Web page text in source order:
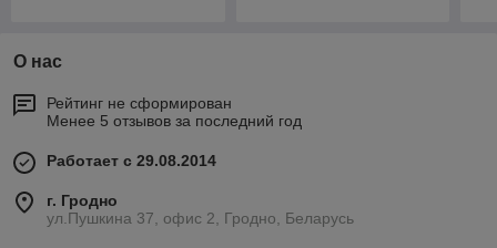
О нас
Рейтинг не сформирован
Менее 5 отзывов за последний год
Работает с 29.08.2014
г. Гродно
ул.Пушкина 37, офис 2, Гродно, Беларусь